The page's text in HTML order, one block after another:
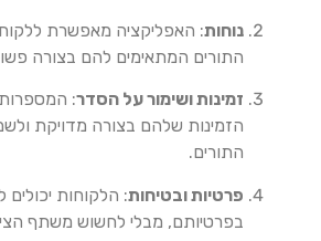
נוחות: האפליקציה מאפשרת
התורים המתאימים להם בצורה
זמינות ושימור על הסדר:
הזמינות שלהם בצורה מדויקת
התורים.
פרטיות ובטיחות: הלקוחות יכולים
בפרטיותם, מבלי לחשוש משתף